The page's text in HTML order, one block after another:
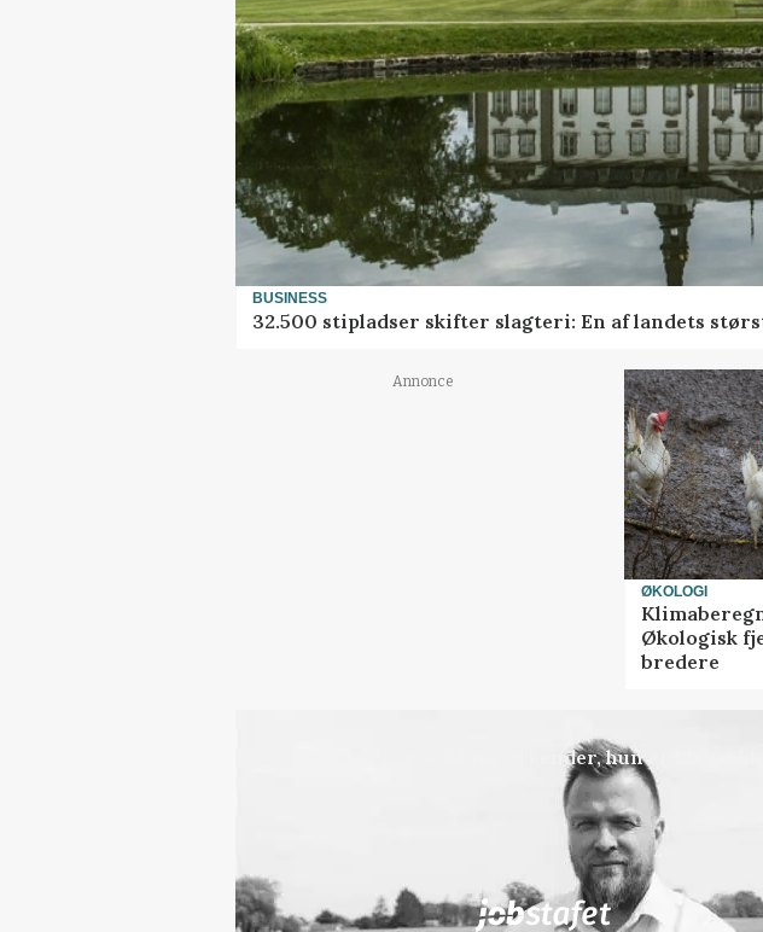
BUSINESS
32.500 stipladser skifter slagteri: En af landets
Annonce
ØKOLOGI
Økologisk
bredere
Befriende, at topredaktør erkender, hun er blevet
Jobsi samarbejde med 81ledige stillinger